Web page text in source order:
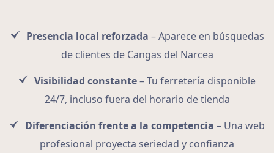
Presencia local reforzada – Aparece en búsquedas
de clientes de Cangas del Narcea
Visibilidad constante– Tu ferretería disponible
24/7, incluso fuera del horario de tienda
Diferenciación frente a la competencia – Una web
profesional proyecta seriedad y confianza